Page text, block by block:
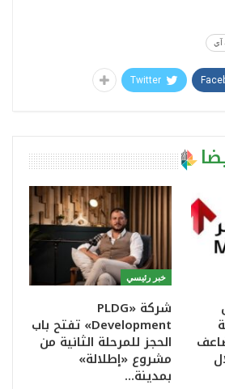
آي
Twitter
خبر رئيسي
شركة «PLDG
Development» تفتح باب
الحجز للمرحلة الثانية من
مشروع «إطلالة»
بمدينة…